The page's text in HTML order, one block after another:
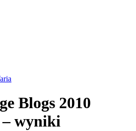
Blogs 2010
wyniki